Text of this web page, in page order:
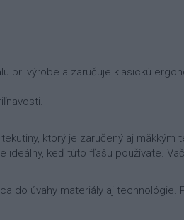
pri výrobe a zaručuje klasickú
ktorý je zaručený aj mäkkým
ideálny, keď túto fľašu používate.
do úvahy materiály aj technológie.